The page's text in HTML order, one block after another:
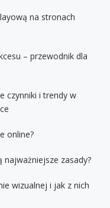
na stronach
– przewodnik dla
czynniki i trendy w
online?
zasady?
wizualnej i jak z nich